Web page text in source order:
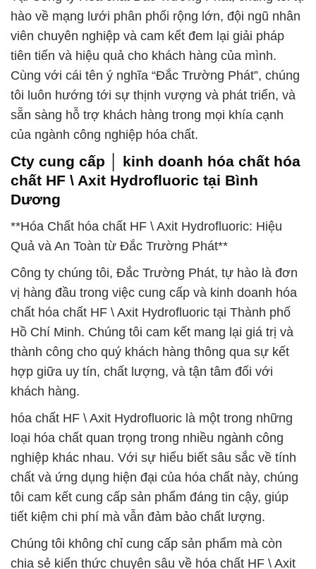
hào về mạng lưới phân phối rộng lớn, đội ngũ nhân
viên chuyên nghiệp và cam kết đem lại giải pháp
tiên tiến và hiệu quả cho khách hàng của mình.
Cùng với cái tên ý nghĩa “Đắc Trường Phát”, chúng
tôi luôn hướng tới sự thịnh vượng và phát triển, và
sẵn sàng hỗ trợ khách hàng trong mọi khía cạnh
của ngành công nghiệp hóa chất.
Cty cung cấp │ kinh doanh hóa chất hóa
chất HF \ Axit Hydrofluoric tại Bình
Dương
**Hóa Chất hóa chất HF \ Axit Hydrofluoric: Hiệu
Quả và An Toàn từ Đắc Trường Phát**
Công ty chúng tôi, Đắc Trường Phát, tự hào là đơn
vị hàng đầu trong việc cung cấp và kinh doanh hóa
chất hóa chất HF \ Axit Hydrofluoric tại Thành phố
Hồ Chí Minh. Chúng tôi cam kết mang lại giá trị và
thành công cho quý khách hàng thông qua sự kết
hợp giữa uy tín, chất lượng, và tận tâm đối với
khách hàng.
hóa chất HF \ Axit Hydrofluoric là một trong những
loại hóa chất quan trọng trong nhiều ngành công
nghiệp khác nhau. Với sự hiểu biết sâu sắc về tính
chất và ứng dụng hiện đại của hóa chất này, chúng
tôi cam kết cung cấp sản phẩm đáng tin cậy, giúp
tiết kiệm chi phí mà vẫn đảm bảo chất lượng.
Chúng tôi không chỉ cung cấp sản phẩm mà còn
chia sẻ kiến thức chuyên sâu về hóa chất HF \ Axit